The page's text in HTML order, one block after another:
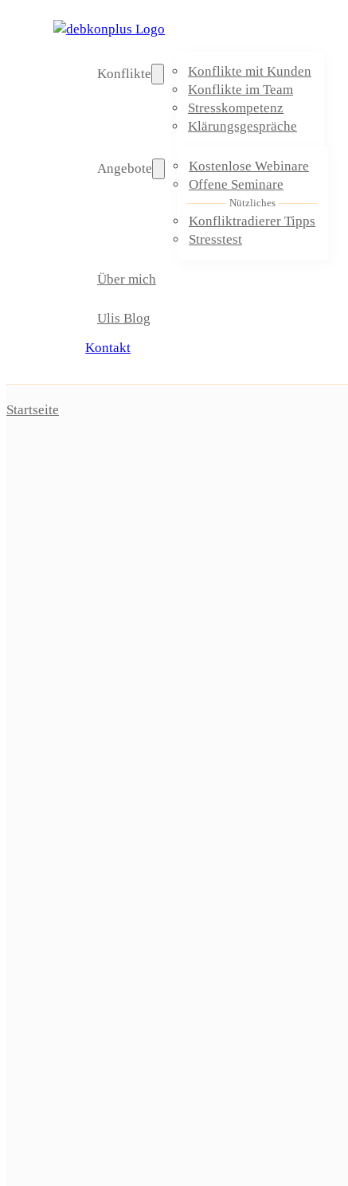
Konflikte
Konflikte mit Kunden
Konflikte im Team
Stresskompetenz
Klärungsgespräche
Angebote
Kostenlose Webinare
Offene Seminare
Nützliches
Konfliktradierer Tipps
Stresstest
Über mich
Ulis Blog
Kontakt
Startseite